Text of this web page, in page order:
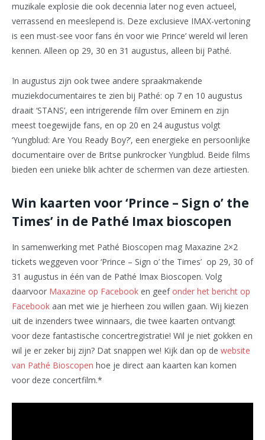
muzikale explosie die ook decennia later nog even actueel,
verrassend en meeslepend is. Deze exclusieve IMAX-vertoning
is een must-see voor fans én voor wie Prince’ wereld wil leren
kennen. Alleen op 29, 30 en 31 augustus, alleen bij Pathé.
In augustus zijn ook twee andere spraakmakende
muziekdocumentaires te zien bij Pathé: op 7 en 10 augustus
draait ‘STANS’, een intrigerende film over Eminem en zijn
meest toegewijde fans, en op 20 en 24 augustus volgt
‘Yungblud: Are You Ready Boy?’, een energieke en persoonlijke
documentaire over de Britse punkrocker Yungblud. Beide films
bieden een unieke blik achter de schermen van deze artiesten.
Win kaarten voor ‘Prince – Sign o’ the
Times’ in de Pathé Imax bioscopen
In samenwerking met Pathé Bioscopen mag Maxazine 2×2
tickets weggeven voor ‘Prince – Sign o’ the Times’ op 29, 30 of
31 augustus in één van de Pathé Imax Bioscopen. Volg
daarvoor Maxazine op Facebook en geef onder het bericht op
Facebook aan met wie je hierheen zou willen gaan. Wij kiezen
uit de inzenders twee winnaars, die twee kaarten ontvangt
voor deze fantastische concertregistratie! Wil je niet gokken en
wil je er zeker bij zijn? Dat snappen we! Kijk dan op de website
van Pathé Bioscopen hoe je direct aan kaarten kan komen
voor deze concertfilm.*